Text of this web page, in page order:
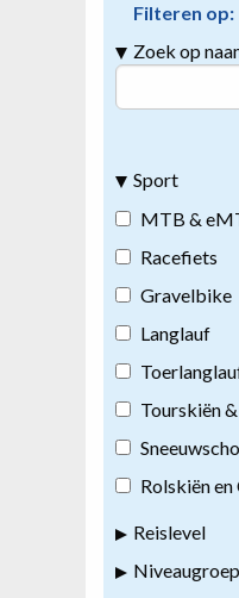
Filteren op:
Zoek op
Sport
MTB &
Racefiets
Gravelbike
Langlauf
Tourskiën
Rolskiën
Reislevel
Niveaugroep